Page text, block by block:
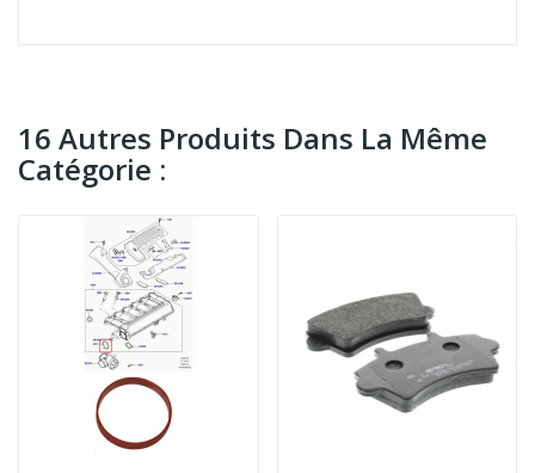
16 Autres Produits Dans La Même
Catégorie :